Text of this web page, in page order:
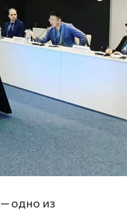
— одно из